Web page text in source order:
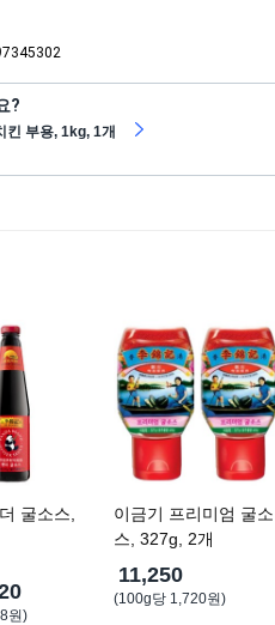
?
킨 부용, 1kg, 1개
굴소스,
원)
이금기 프리미엄 굴소
스, 327g, 2개
11,250
(100g당 1,720원)